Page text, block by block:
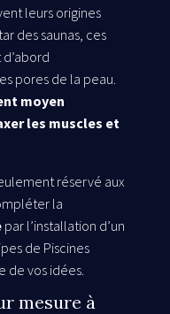
leurs origines
des saunas, ces
pores de la peau.
moyen
les muscles et
réservé aux
la
par l’installation d’un
de Piscines
de vos idées.
mesure à